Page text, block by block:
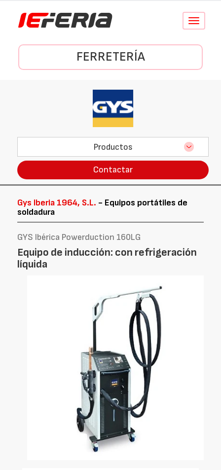
Conmutar
FERRETERÍA
Productos
Contactar
Gys Iberia 1964, S.L. - Equipos portátiles de
soldadura
GYS Ibérica Powerduction 160LG
Equipo de inducción: con refrigeración
líquida